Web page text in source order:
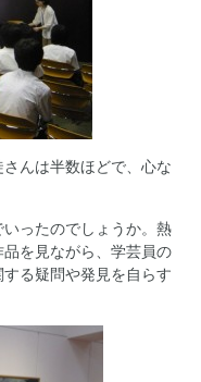
んは半数ほどで、心な
ったのでしょうか。熱
を見ながら、学芸員の
る疑問や発見を自らす